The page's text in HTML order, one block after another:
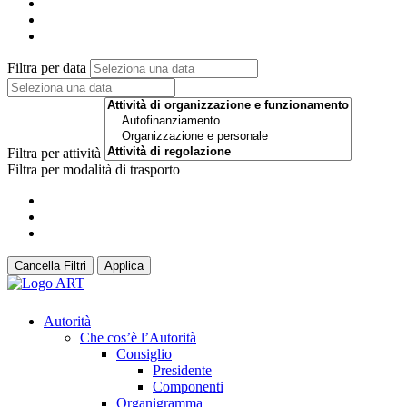
Filtra per data
Filtra per attività
Filtra per modalità di trasporto
Cancella Filtri Applica
Autorità
Che cos’è l’Autorità
Consiglio
Presidente
Componenti
Organigramma